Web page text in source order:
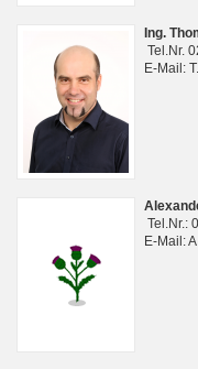
Ing.
Tel.Nr.
E-Mail:
Tel.Nr.:
E-Mail: